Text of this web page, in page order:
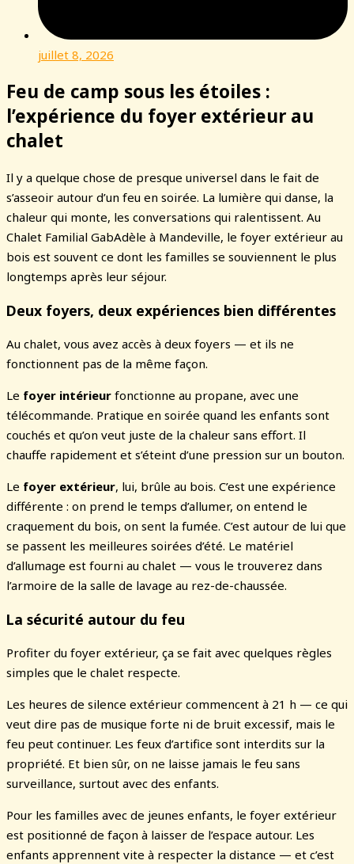
juillet 8, 2026
Feu de camp sous les étoiles :
l’expérience du foyer extérieur au
chalet
Il y a quelque chose de presque universel dans le fait de
s’asseoir autour d’un feu en soirée. La lumière qui danse, la
chaleur qui monte, les conversations qui ralentissent. Au
Chalet Familial GabAdèle à Mandeville, le foyer extérieur au
bois est souvent ce dont les familles se souviennent le plus
longtemps après leur séjour.
Deux foyers, deux expériences bien différentes
Au chalet, vous avez accès à deux foyers — et ils ne
fonctionnent pas de la même façon.
Le foyer intérieur fonctionne au propane, avec une
télécommande. Pratique en soirée quand les enfants sont
couchés et qu’on veut juste de la chaleur sans effort. Il
chauffe rapidement et s’éteint d’une pression sur un bouton.
Le foyer extérieur, lui, brûle au bois. C’est une expérience
différente : on prend le temps d’allumer, on entend le
craquement du bois, on sent la fumée. C’est autour de lui que
se passent les meilleures soirées d’été. Le matériel
d’allumage est fourni au chalet — vous le trouverez dans
l’armoire de la salle de lavage au rez-de-chaussée.
La sécurité autour du feu
Profiter du foyer extérieur, ça se fait avec quelques règles
simples que le chalet respecte.
Les heures de silence extérieur commencent à 21 h — ce qui
veut dire pas de musique forte ni de bruit excessif, mais le
feu peut continuer. Les feux d’artifice sont interdits sur la
propriété. Et bien sûr, on ne laisse jamais le feu sans
surveillance, surtout avec des enfants.
Pour les familles avec de jeunes enfants, le foyer extérieur
est positionné de façon à laisser de l’espace autour. Les
enfants apprennent vite à respecter la distance — et c’est